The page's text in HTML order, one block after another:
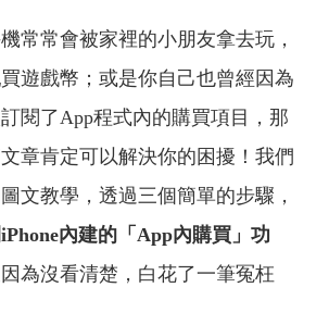
常會被家裡的小朋友拿去玩，
遊戲幣；或是你自己也曾經因為
閱了App程式內的購買項目，那
章肯定可以解決你的困擾！我們
文教學，透過三個簡單的步驟，
iPhone內建的「App內購買」功
為沒看清楚，白花了一筆冤枉